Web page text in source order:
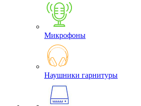
Микрофоны
Наушники гарнитуры